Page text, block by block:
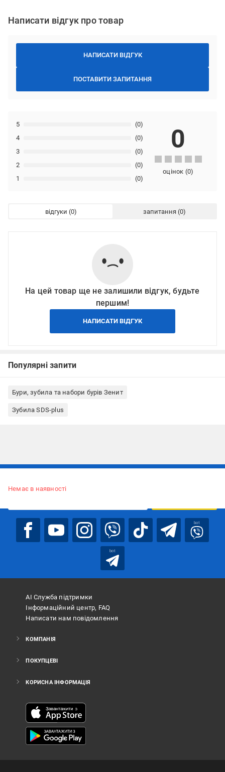
Написати відгук про товар
НАПИСАТИ ВІДГУК
ПОСТАВИТИ ЗАПИТАННЯ
1 (0)
2 (0)
3 (0)
4 (0)
5 (0)
0
оцінок (0)
відгуки запитання
На цей товар ще не залишили відгук, будьте
першим!
НАПИСАТИ ВІДГУК
Популярні запити
Бури, зубила та набори бурів Зенит
Зубила SDS-plus
Немає в наявності
bot
bot
АІ Служба підтримки
Інформаційний центр, FAQ
Написати нам повідомлення
КОМПАНІЯ
ПОКУПЦЕВІ
КОРИСНА ІНФОРМАЦІЯ